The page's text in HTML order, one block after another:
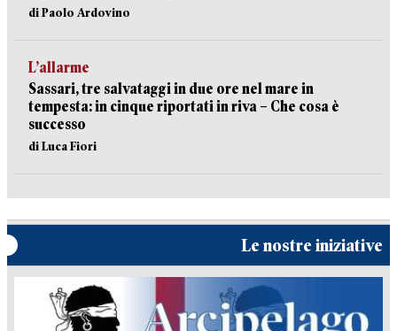
di Paolo Ardovino
L’allarme
Sassari, tre salvataggi in due ore nel mare in
tempesta: in cinque riportati in riva – Che cosa è
successo
di Luca Fiori
Le nostre iniziative